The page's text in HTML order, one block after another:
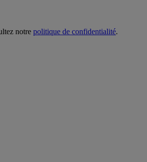
notre politique de confidentialité.